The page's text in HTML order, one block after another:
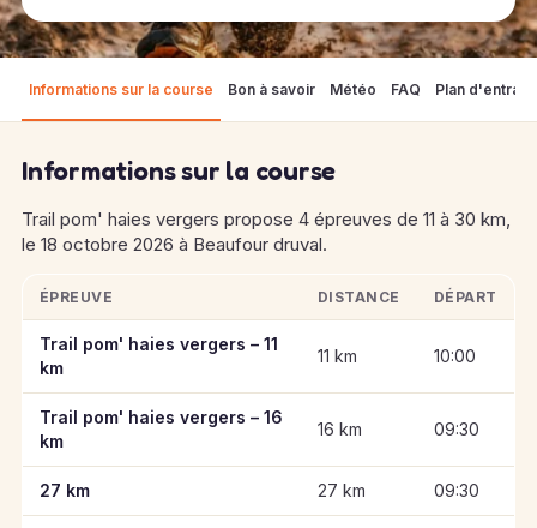
Informations sur la course Bon à savoir Météo FAQ Plan
Informations sur la course
Trail pom' haies vergers propose 4 épreuves de 11 à 30 km,
le 18 octobre 2026 à Beaufour druval.
Informations clés des épreuves de Trail pom' haies vergers
ÉPREUVE DISTANCE DÉPART
Trail pom' haies vergers – 11
km
11 km 10:00
Trail pom' haies vergers – 16
km
16 km 09:30
27 km 27 km 09:30